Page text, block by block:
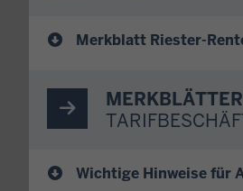
Merkblatt Riester-
MERKBLÄTTER
Wichtige Hinweise für